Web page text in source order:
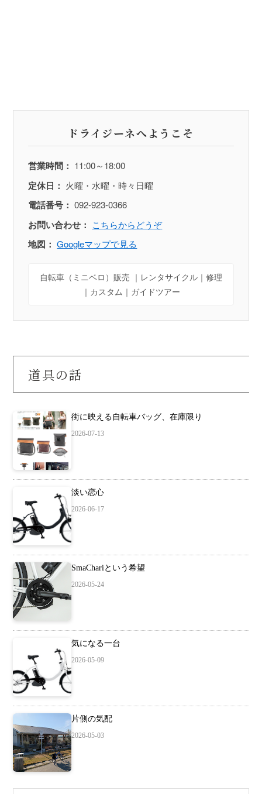
ドライジーネへようこそ
営業時間： 11:00～18:00
定休日： 火曜・水曜・時々日曜
電話番号： 092-923-0366
お問い合わせ： こちらからどうぞ
地図： Googleマップで見る
自転車（ミニベロ）販売 ｜レンタサイクル｜修理
｜カスタム｜ガイドツアー
道具の話
街に映える自転車バッグ、在庫限り
2026-07-13
淡い恋心
2026-06-17
SmaChariという希望
2026-05-24
気になる一台
2026-05-09
片側の気配
2026-05-03